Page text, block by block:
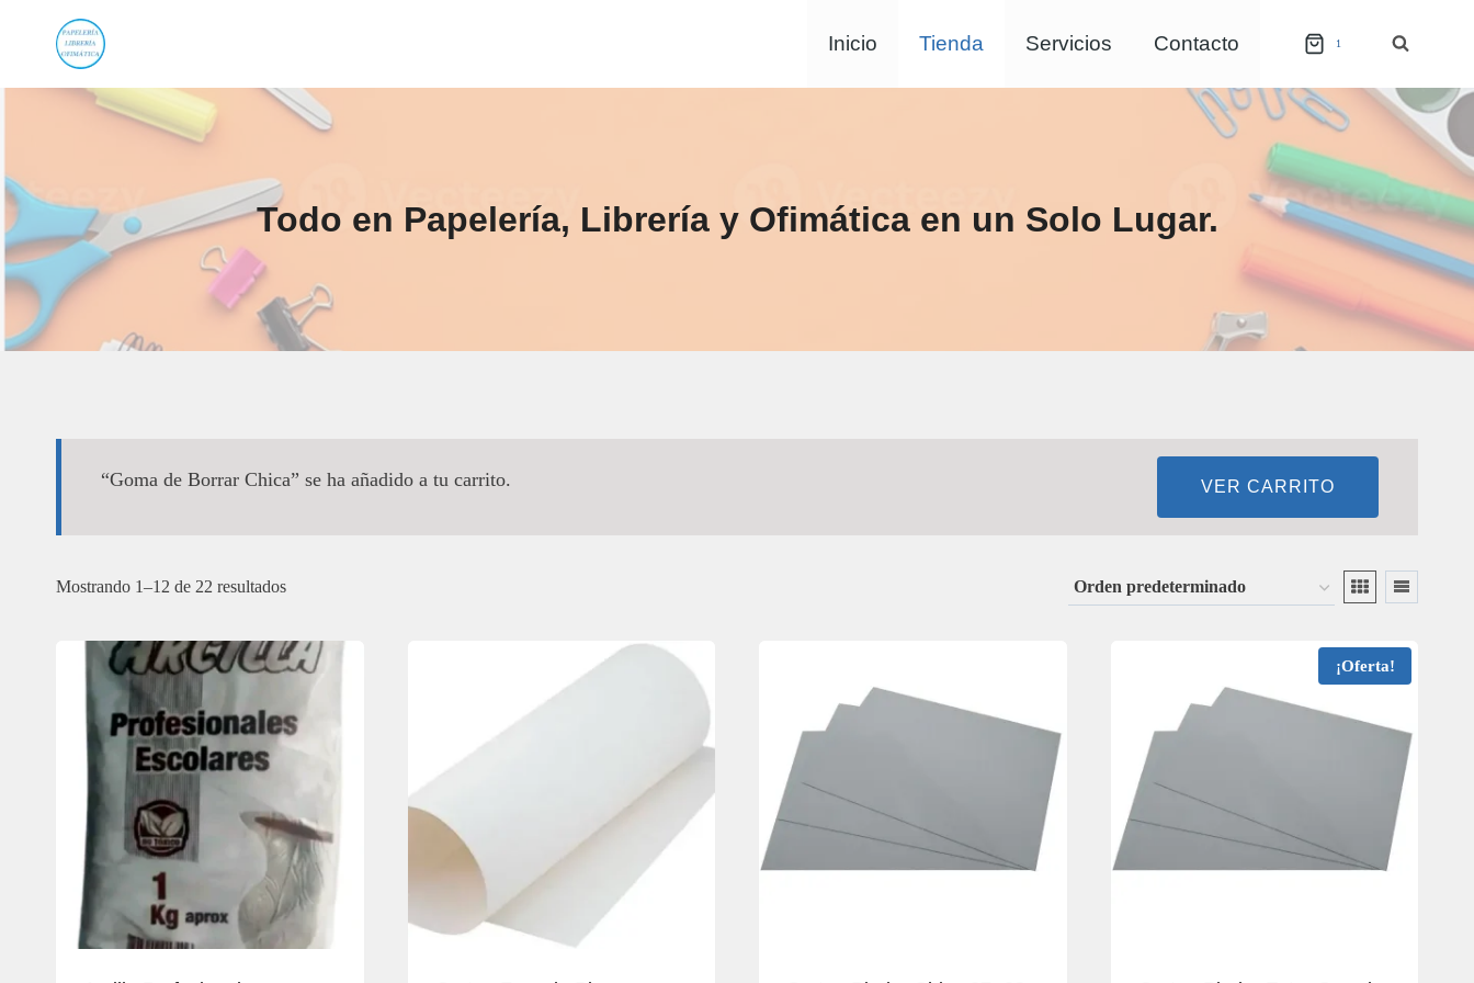
contenido
Inicio Tienda Servicios Contacto 1
Todo en Papelería, Librería y Ofimática en un Solo Lugar.
“Goma de Borrar Chica” se ha añadido a tu carrito. VER CARRITO
Mostrando 1–12 de 22 resultados
¡Oferta!